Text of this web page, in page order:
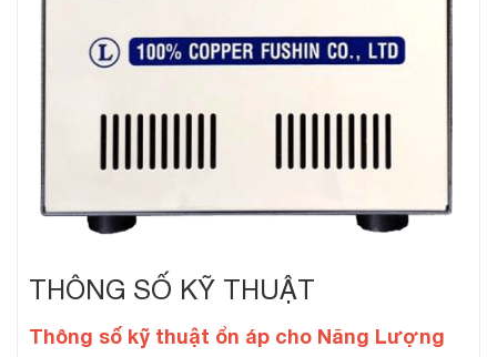
THÔNG SỐ KỸ THUẬT
Thông số kỹ thuật ổn áp cho Năng Lượng